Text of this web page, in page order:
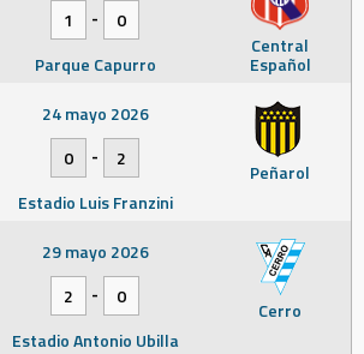
Central
Español
1
-
0
Parque Capurro
Peñarol
24 mayo 2026
0
-
2
Estadio Luis Franzini
Cerro
29 mayo 2026
2
-
0
Estadio Antonio Ubilla